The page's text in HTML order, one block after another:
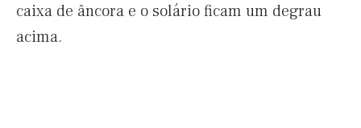
caixa de âncora e o solário ficam um degrau
acima.